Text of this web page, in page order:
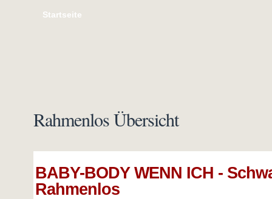
Startseite
Rahmenlos Übersicht
BABY-BODY WENN ICH -
Rahmenlos